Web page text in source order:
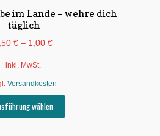
im Lande – wehre dich
täglich
€ – 1,00 €
inkl. MwSt.
Versandkosten
wählen